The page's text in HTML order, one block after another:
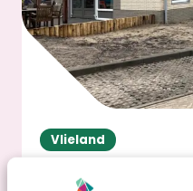
Vlieland
De Ton